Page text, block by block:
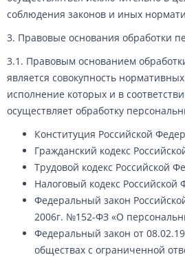
соблюдения законов и иных
3. Правовые основания обработки
3.1. Правовым основанием
является совокупность
исполнение которых и в
осуществляет обработку
Конституция Российской
Гражданский кодекс
Трудовой кодекс Российской
Налоговый кодекс Российской
Федеральный закон
2006г. №152-ФЗ «О
Федеральный закон от
обществах с ограниченной